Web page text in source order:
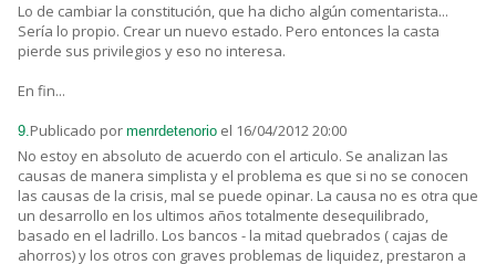
Lo de cambiar la constitución, que ha dicho algún comentarista...
Sería lo propio. Crear un nuevo estado. Pero entonces la casta
pierde sus privilegios y eso no interesa.
En fin...
9.Publicado por menrdetenorio el 16/04/2012 20:00
No estoy en absoluto de acuerdo con el articulo. Se analizan las
causas de manera simplista y el problema es que si no se conocen
las causas de la crisis, mal se puede opinar. La causa no es otra que
un desarrollo en los ultimos años totalmente desequilibrado,
basado en el ladrillo. Los bancos - la mitad quebrados ( cajas de
ahorros) y los otros con graves problemas de liquidez, prestaron a